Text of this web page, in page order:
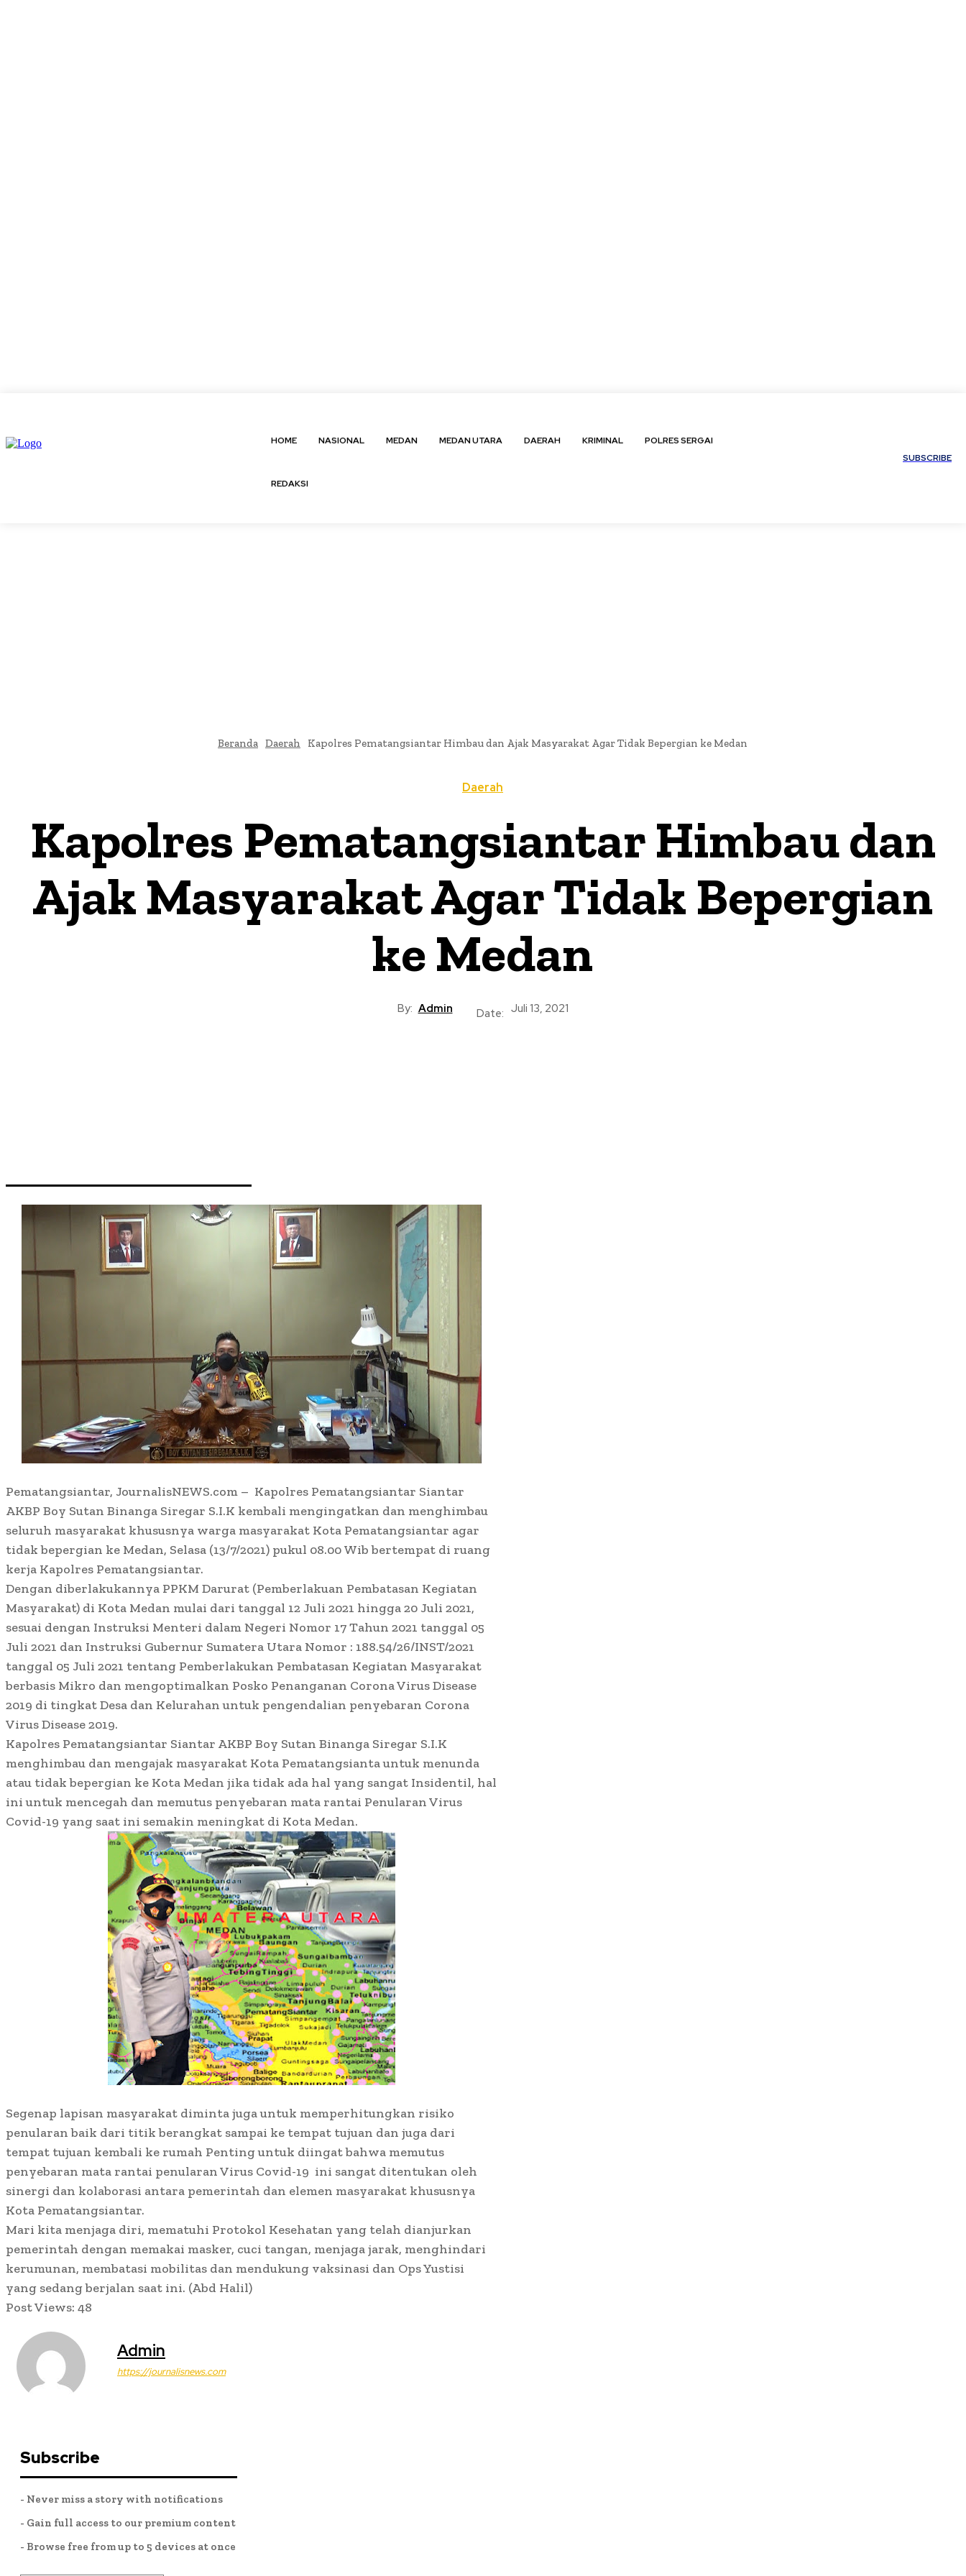
HOME NASIONAL MEDAN MEDAN UTARA DAERAH KRIMINAL POLRES SERGAI
REDAKSI
SUBSCRIBE
Beranda Daerah Kapolres Pematangsiantar Himbau dan Ajak Masyarakat Agar Tidak Bepergian ke Medan
Daerah
Kapolres Pematangsiantar Himbau dan
Ajak Masyarakat Agar Tidak Bepergian
ke Medan
By: Admin Date: Juli 13, 2021
Pematangsiantar, JournalisNEWS.com – Kapolres Pematangsiantar Siantar
AKBP Boy Sutan Binanga Siregar S.I.K kembali mengingatkan dan menghimbau
seluruh masyarakat khususnya warga masyarakat Kota Pematangsiantar agar
tidak bepergian ke Medan, Selasa (13/7/2021) pukul 08.00 Wib bertempat di ruang
kerja Kapolres Pematangsiantar.
Dengan diberlakukannya PPKM Darurat (Pemberlakuan Pembatasan Kegiatan
Masyarakat) di Kota Medan mulai dari tanggal 12 Juli 2021 hingga 20 Juli 2021,
sesuai dengan Instruksi Menteri dalam Negeri Nomor 17 Tahun 2021 tanggal 05
Juli 2021 dan Instruksi Gubernur Sumatera Utara Nomor : 188.54/26/INST/2021
tanggal 05 Juli 2021 tentang Pemberlakukan Pembatasan Kegiatan Masyarakat
berbasis Mikro dan mengoptimalkan Posko Penanganan Corona Virus Disease
2019 di tingkat Desa dan Kelurahan untuk pengendalian penyebaran Corona
Virus Disease 2019.
Kapolres Pematangsiantar Siantar AKBP Boy Sutan Binanga Siregar S.I.K
menghimbau dan mengajak masyarakat Kota Pematangsianta untuk menunda
atau tidak bepergian ke Kota Medan jika tidak ada hal yang sangat Insidentil, hal
ini untuk mencegah dan memutus penyebaran mata rantai Penularan Virus
Covid-19 yang saat ini semakin meningkat di Kota Medan.
Segenap lapisan masyarakat diminta juga untuk memperhitungkan risiko
penularan baik dari titik berangkat sampai ke tempat tujuan dan juga dari
tempat tujuan kembali ke rumah Penting untuk diingat bahwa memutus
penyebaran mata rantai penularan Virus Covid-19 ini sangat ditentukan oleh
sinergi dan kolaborasi antara pemerintah dan elemen masyarakat khususnya
Kota Pematangsiantar.
Mari kita menjaga diri, mematuhi Protokol Kesehatan yang telah dianjurkan
pemerintah dengan memakai masker, cuci tangan, menjaga jarak, menghindari
kerumunan, membatasi mobilitas dan mendukung vaksinasi dan Ops Yustisi
yang sedang berjalan saat ini. (Abd Halil)
Post Views: 48
Admin
https://journalisnews.com
Subscribe
- Never miss a story with notifications
- Gain full access to our premium content
- Browse free from up to 5 devices at once